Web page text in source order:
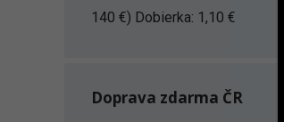
140 €) Dobierka: 1,10 €
Doprava zdarma ČR